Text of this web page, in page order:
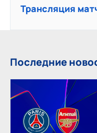
Трансляция
Последние